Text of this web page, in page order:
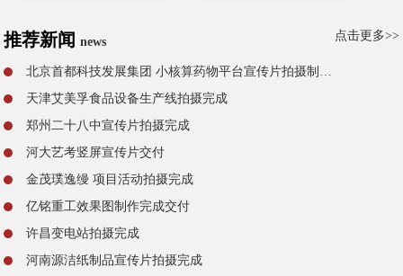
推荐新闻news 点击更多>>
北京首都科技发展集团 小核算药物平台宣传片拍摄制作完成
天津艾美孚食品设备生产线拍摄完成
郑州二十八中宣传片拍摄完成
河大艺考竖屏宣传片交付
金茂璞逸缦 项目活动拍摄完成
亿铭重工效果图制作完成交付
许昌变电站拍摄完成
河南源洁纸制品宣传片拍摄完成